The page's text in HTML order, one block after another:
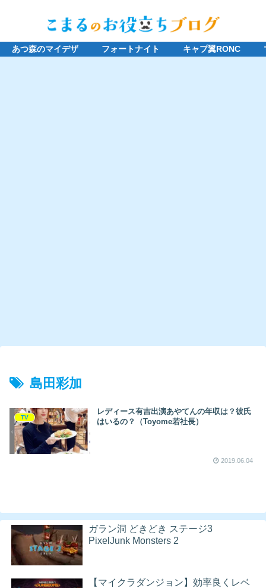
あつ森のマイデザ フォートナイト キャプ翼RONC
島田彩加
TV
レディース有吉出演あやてんの年収は？彼氏
はいるの？（Toyome若社長）
2019.06.04
ガラン洞 どきどき ステージ3
PixelJunk Monsters 2
【マイクラダンジョン】効率良くレベ